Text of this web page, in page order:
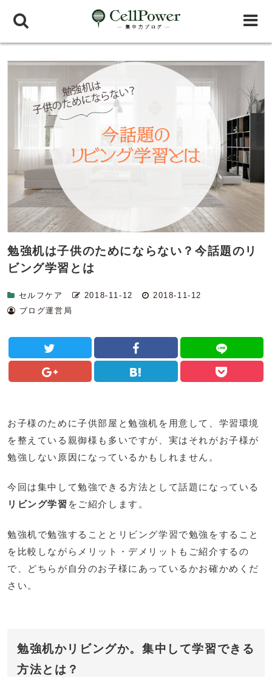
勉強机は子供のためにならない？今話題のリ
ビング学習とは
セルフケア 2018-11-12
2018-11-12
ブログ運営局
お子様のために子供部屋と勉強机を用意して、学習環境
を整えている親御様も多いですが、実はそれがお子様が
勉強しない原因になっているかもしれません。
今回は集中して勉強できる方法として話題になっている
リビング学習 をご紹介します。
勉強机で勉強することとリビング学習で勉強をすること
を比較しながらメリット・デメリットもご紹介するの
で、どちらが自分のお子様にあっているかお確かめくだ
さい。
勉強机かリビングか。集中して学習できる
方法とは？